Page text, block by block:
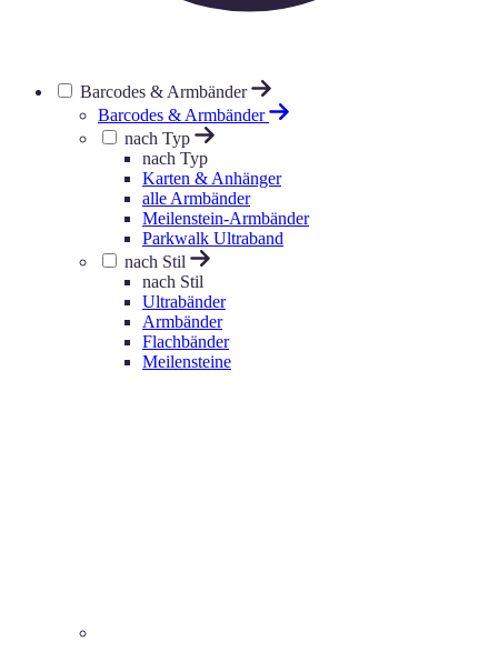
Barcodes & Armbänder
Barcodes & Armbänder
nach Typ
nach Typ
Karten & Anhänger
alle Armbänder
Meilenstein-Armbänder
Parkwalk Ultraband
nach Stil
nach Stil
Ultrabänder
Armbänder
Flachbänder
Meilensteine